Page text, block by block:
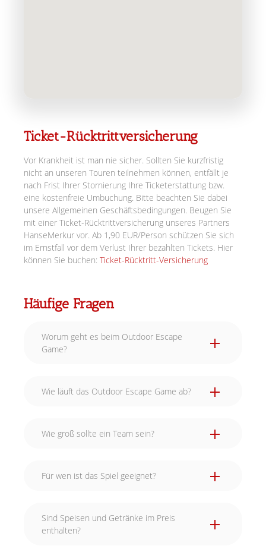
Ticket-Rücktrittversicherung
Vor Krankheit ist man nie sicher. Sollten Sie kurzfristig
nicht an unseren Touren teilnehmen können, entfällt je
nach Frist Ihrer Stornierung Ihre Ticketerstattung bzw.
eine kostenfreie Umbuchung. Bitte beachten Sie dabei
unsere Allgemeinen Geschäftsbedingungen. Beugen Sie
mit einer Ticket-Rücktrittversicherung unseres Partners
HanseMerkur vor. Ab 1,90 EUR/Person schützen Sie sich
im Ernstfall vor dem Verlust Ihrer bezahlten Tickets. Hier
können Sie buchen: Ticket-Rücktritt-Versicherung
Häufige Fragen
Worum geht es beim Outdoor Escape
Game?
Wie läuft das Outdoor Escape Game ab?
Wie groß sollte ein Team sein?
Für wen ist das Spiel geeignet?
Sind Speisen und Getränke im Preis
enthalten?